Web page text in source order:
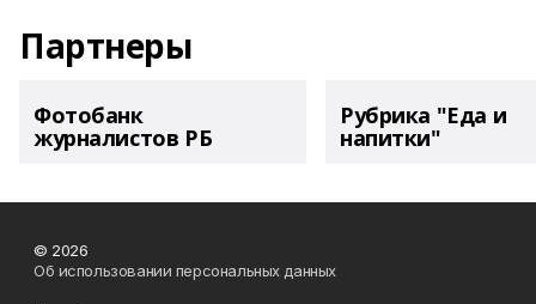
Партнеры
Фотобанк
журналистов РБ
Рубрика "Еда и
напитки"
© 2026
Об использовании персональных данных